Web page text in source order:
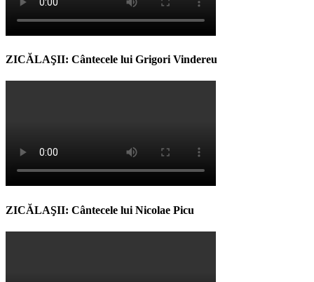
ZICĂLAŞII: Cântecele lui Grigori Vindereu
ZICĂLAŞII: Cântecele lui Nicolae Picu